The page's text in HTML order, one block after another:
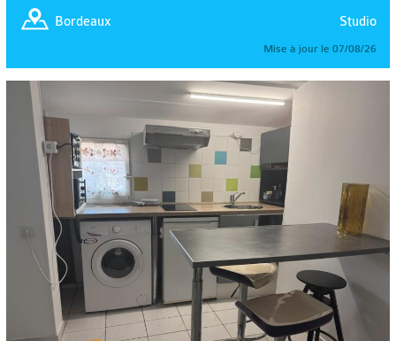
Studio
Bordeaux
Mise à jour le 07/08/26